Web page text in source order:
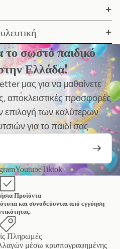
το σωστό παιδικό
Ελλάδα!
μας για να μαθαίνετε
αποκλειστικές προσφορές
επιλογή των καλύτερων
για το παιδί σας
YoutubeTiktok
Προϊόντα
και συνοδεύονται από εγγύηση
Πληρωμές
μέσω κρυπτογραφημένης